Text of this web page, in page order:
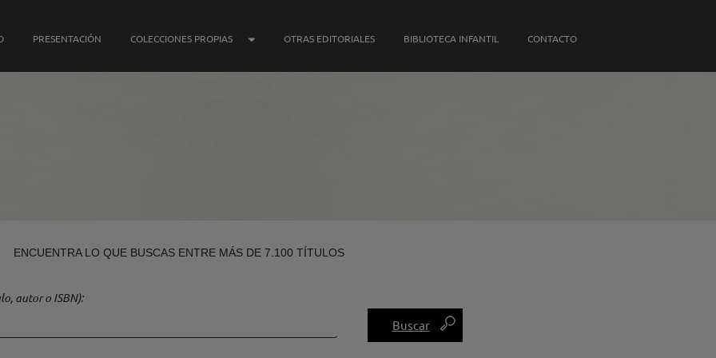
PRESENTACIÓN COLECCIONES PROPIAS SUBMENÚ COLECCIONES PROPIAS
OTRAS EDITORIALES BIBLIOTECA INFANTIL CONTACTO
ENCUENTRA LO QUE BUSCAS ENTRE MÁS DE 7.100 TÍTULOS
autor o ISBN)